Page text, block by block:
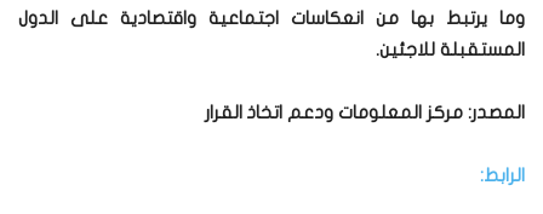
وما يرتبط بها من انعكاسات اجتماعية واقتصادية على الدول
المستقبلة للاجئين.
المصدر: مركز المعلومات ودعم اتخاذ القرار
الرابط: